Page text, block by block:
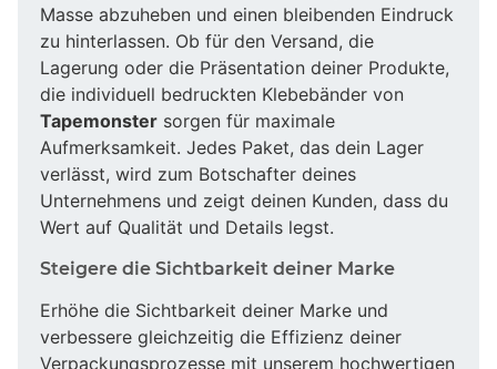
Masse abzuheben und einen bleibenden Eindruck
zu hinterlassen. Ob für den Versand, die
Lagerung oder die Präsentation deiner Produkte,
die individuell bedruckten Klebebänder von
Tapemonster sorgen für maximale
Aufmerksamkeit. Jedes Paket, das dein Lager
verlässt, wird zum Botschafter deines
Unternehmens und zeigt deinen Kunden, dass du
Wert auf Qualität und Details legst.
Steigere die Sichtbarkeit deiner Marke
Erhöhe die Sichtbarkeit deiner Marke und
verbessere gleichzeitig die Effizienz deiner
Verpackungsprozesse mit unserem hochwertigen